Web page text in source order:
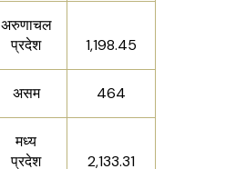
अरुणाचल
प्रदेश
1,198.45
असम 464
मध्य
प्रदेश
2,133.31